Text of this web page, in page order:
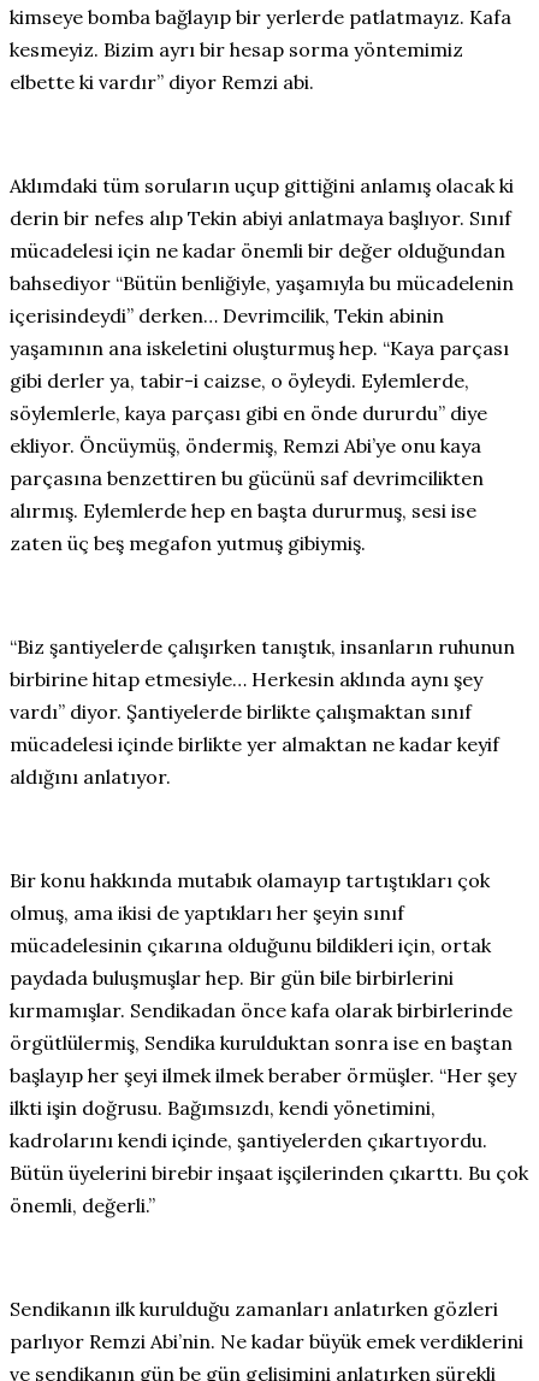
kimseye bomba bağlayıp bir yerlerde patlatmayız. Kafa
kesmeyiz. Bizim ayrı bir hesap sorma yöntemimiz
elbette ki vardır” diyor Remzi abi.
Aklımdaki tüm soruların uçup gittiğini anlamış olacak ki
derin bir nefes alıp Tekin abiyi anlatmaya başlıyor. Sınıf
mücadelesi için ne kadar önemli bir değer olduğundan
bahsediyor “Bütün benliğiyle, yaşamıyla bu mücadelenin
içerisindeydi” derken… Devrimcilik, Tekin abinin
yaşamının ana iskeletini oluşturmuş hep. “Kaya parçası
gibi derler ya, tabir-i caizse, o öyleydi. Eylemlerde,
söylemlerle, kaya parçası gibi en önde dururdu” diye
ekliyor. Öncüymüş, öndermiş, Remzi Abi’ye onu kaya
parçasına benzettiren bu gücünü saf devrimcilikten
alırmış. Eylemlerde hep en başta dururmuş, sesi ise
zaten üç beş megafon yutmuş gibiymiş.
“Biz şantiyelerde çalışırken tanıştık, insanların ruhunun
birbirine hitap etmesiyle… Herkesin aklında aynı şey
vardı” diyor. Şantiyelerde birlikte çalışmaktan sınıf
mücadelesi içinde birlikte yer almaktan ne kadar keyif
aldığını anlatıyor.
Bir konu hakkında mutabık olamayıp tartıştıkları çok
olmuş, ama ikisi de yaptıkları her şeyin sınıf
mücadelesinin çıkarına olduğunu bildikleri için, ortak
paydada buluşmuşlar hep. Bir gün bile birbirlerini
kırmamışlar. Sendikadan önce kafa olarak birbirlerinde
örgütlülermiş, Sendika kurulduktan sonra ise en baştan
başlayıp her şeyi ilmek ilmek beraber örmüşler. “Her şey
ilkti işin doğrusu. Bağımsızdı, kendi yönetimini,
kadrolarını kendi içinde, şantiyelerden çıkartıyordu.
Bütün üyelerini birebir inşaat işçilerinden çıkarttı. Bu çok
önemli, değerli.”
Sendikanın ilk kurulduğu zamanları anlatırken gözleri
parlıyor Remzi Abi’nin. Ne kadar büyük emek verdiklerini
ve sendikanın gün be gün gelişimini anlatırken sürekli